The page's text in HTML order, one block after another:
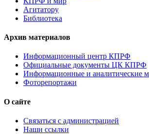
Агитатору
Библиотека
Архив материалов
Информационный центр КПРФ
Официальные документы ЦК КПРФ
Информационные и аналитические
Фоторепортажи
О сайте
Связаться с администрацией
Наши ссылки